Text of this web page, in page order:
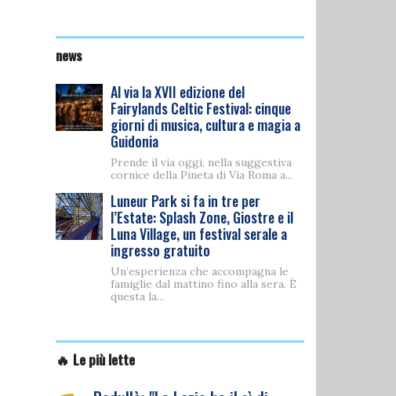
news
Al via la XVII edizione del
Fairylands Celtic Festival: cinque
giorni di musica, cultura e magia a
Guidonia
Prende il via oggi, nella suggestiva
cornice della Pineta di Via Roma a...
Luneur Park si fa in tre per
l’Estate: Splash Zone, Giostre e il
Luna Village, un festival serale a
ingresso gratuito
Un’esperienza che accompagna le
famiglie dal mattino fino alla sera. È
questa la...
🔥 Le più lette